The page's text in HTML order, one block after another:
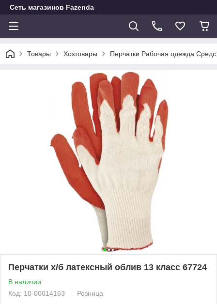
Сеть магазинов Fazenda
Товары Хозтовары Перчатки Рабочая одежда
Перчатки х/б латексный облив 13 класс 67724
В наличии
Код: 10-00014163
Розница